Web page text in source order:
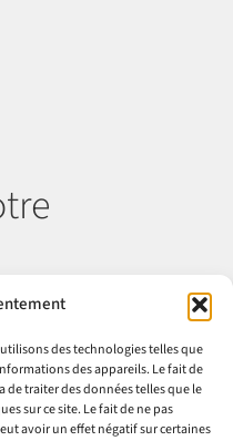
des technologies telles que
des appareils. Le fait de
traiter des données telles que le
sur ce site. Le fait de ne pas
avoir un effet négatif sur certaines